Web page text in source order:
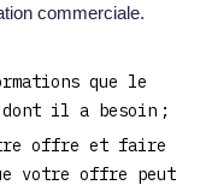
commerciale.
que le
il a besoin ;
offre et faire
votre offre peut